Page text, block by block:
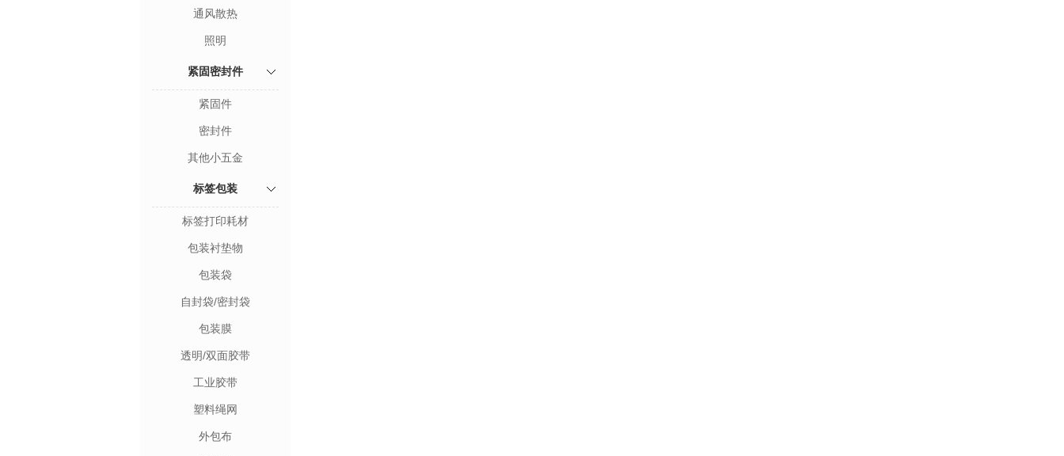
通风散热
照明
紧固密封件
紧固件
密封件
其他小五金
标签包装
标签打印耗材
包装衬垫物
包装袋
自封袋/密封袋
包装膜
透明/双面胶带
工业胶带
塑料绳网
外包布